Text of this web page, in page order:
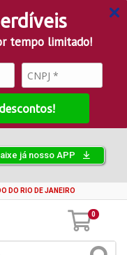
tempo limitado!
já nosso APP
DO RIO DE JANEIRO
0